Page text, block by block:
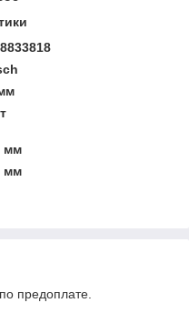
мм
мм
предоплате.